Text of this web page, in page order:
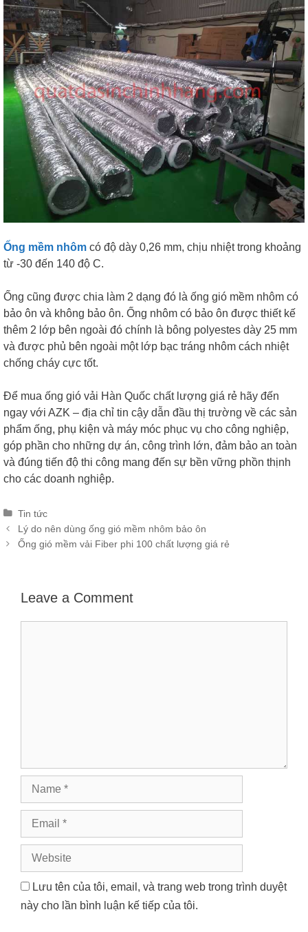
Ống mềm nhôm có độ dày 0,26 mm, chịu nhiệt trong khoảng
từ -30 đến 140 độ C.
Ống cũng được chia làm 2 dạng đó là ống gió mềm nhôm có
bảo ôn và không bảo ôn. Ống nhôm có bảo ôn được thiết kế
thêm 2 lớp bên ngoài đó chính là bông polyestes dày 25 mm
và được phủ bên ngoài một lớp bạc tráng nhôm cách nhiệt
chống cháy cực tốt.
Để mua ống gió vải Hàn Quốc chất lượng giá rẻ hãy đến
ngay với AZK – địa chỉ tin cậy dẫn đầu thị trường về các sản
phẩm ống, phụ kiện và máy móc phục vụ cho công nghiệp,
góp phần cho những dự án, công trình lớn, đảm bảo an toàn
và đúng tiến độ thi công mang đến sự bền vững phồn thịnh
cho các doanh nghiệp.
Categories
Tin tức
Post
navigation
Lý do nên dùng ống gió mềm nhôm bảo ôn
Ống gió mềm vải Fiber phi 100 chất lượng giá rẻ
Leave a Comment
Name
Email
Website
Lưu tên của tôi, email, và trang web trong trình duyệt
này cho lần bình luận kế tiếp của tôi.